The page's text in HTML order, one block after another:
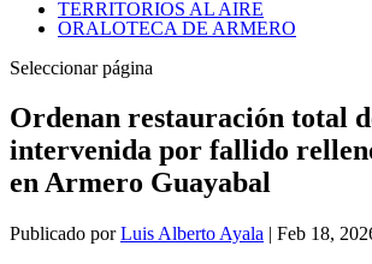
TERRITORIOS AL AIRE
ORALOTECA DE ARMERO
Seleccionar página
Ordenan restauración total
intervenida por fallido
en Armero Guayabal
Publicado porLuis Alberto Ayala | Feb 18,